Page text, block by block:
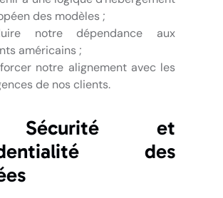
des modèles ;
notre dépendance aux
américains ;
notre alignement avec les
de nos clients.
et
des